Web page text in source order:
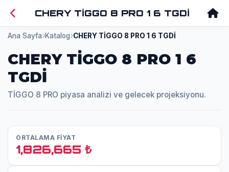
CHERY TİGGO 8 PRO 1 6 TGDİ
Ana Sayfa Katalog CHERY TİGGO 8 PRO 1 6 TGDİ
CHERY TİGGO 8 PRO 1 6
TGDİ
TİGGO 8 PRO piyasa analizi ve gelecek projeksiyonu.
ORTALAMA FİYAT
1,826,665 ₺